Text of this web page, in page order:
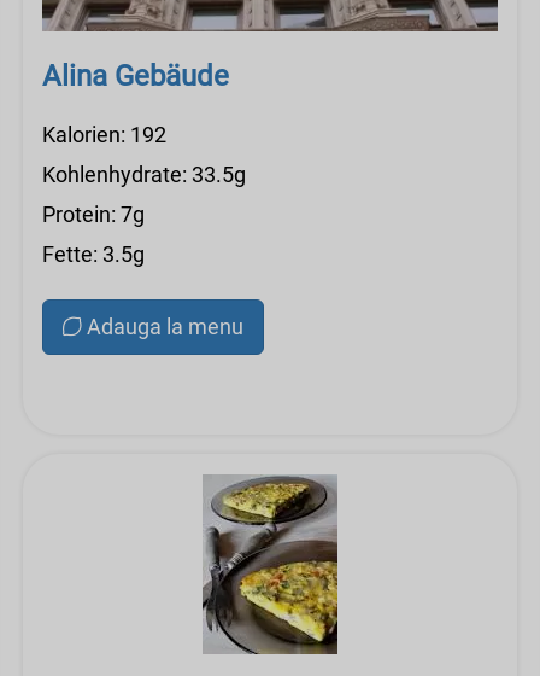
Alina Gebäude
Kalorien: 192
Kohlenhydrate: 33.5g
Protein: 7g
Fette: 3.5g
Adauga la menu